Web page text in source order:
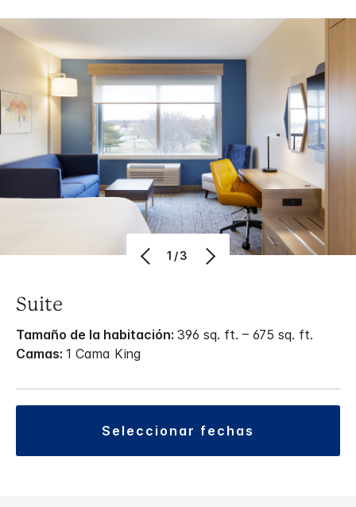
1/3
Suite
Tamaño de la habitación: 396 sq. ft. – 675 sq. ft.
Camas: 1 Cama King
seleccionar fechas